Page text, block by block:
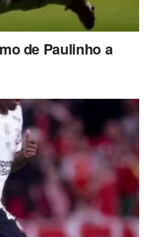
de Paulinho a